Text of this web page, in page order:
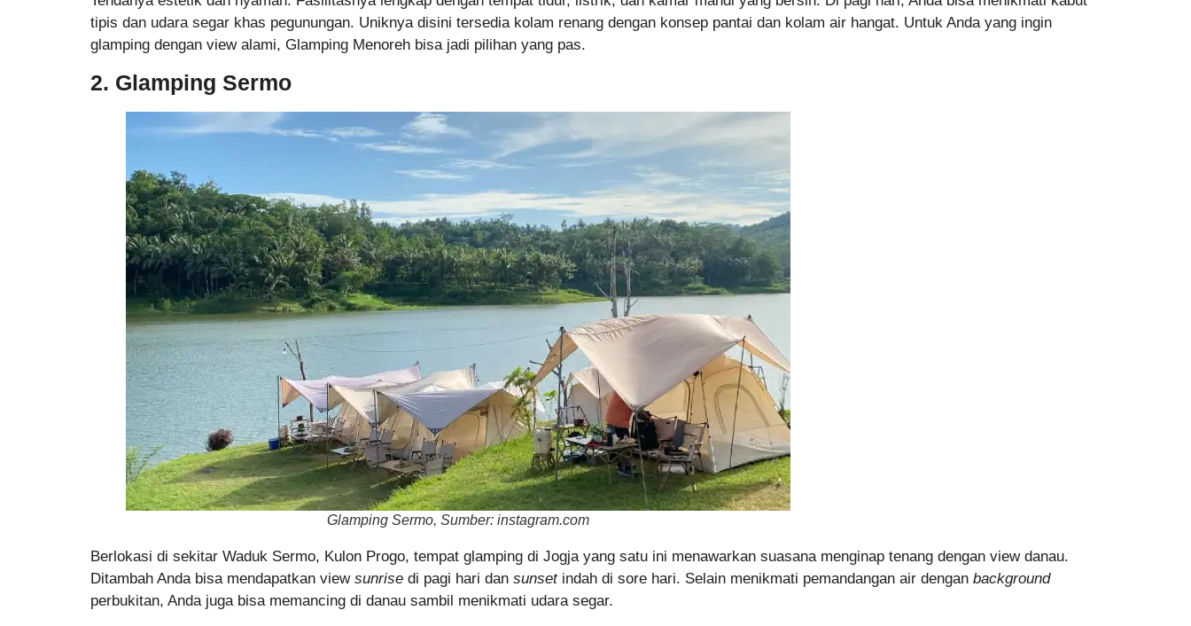
tipis dan udara segar khas pegunungan. Uniknya disini tersedia kolam renang dengan konsep pantai dan kolam air hangat. Untuk Anda yang ingin
glamping dengan view alami, Glamping Menoreh bisa jadi pilihan yang pas.
2. Glamping Sermo
Glamping Sermo, Sumber: instagram.com
Berlokasi di sekitar Waduk Sermo, Kulon Progo, tempat glamping di Jogja yang satu ini menawarkan suasana menginap tenang dengan view danau.
Ditambah Anda bisa mendapatkan view sunrise di pagi hari dan sunsetindah di sore hari. Selain menikmati pemandangan air dengan background
perbukitan, Anda juga bisa memancing di danau sambil menikmati udara segar.